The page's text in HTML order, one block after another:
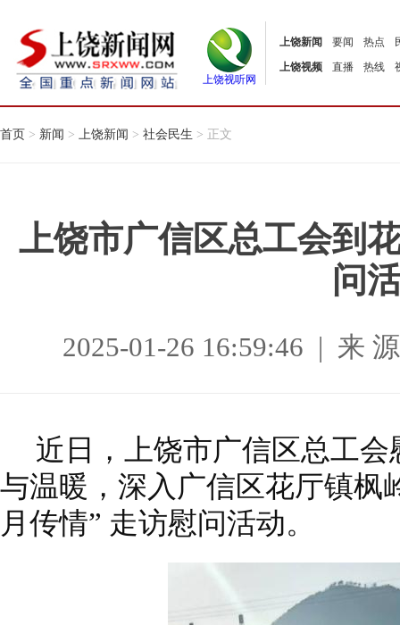
上饶视听网
上饶新闻 要闻 热点
上饶视频
直播 热线
首页 > 新闻 > 上饶新闻 > 社会民生 > 正文
上饶市广信区总工会到
问
2025-01-26 16:59:46 | 来
近日，上饶市广信区总工
与温暖，深入广信区花厅镇枫
月传情” 走访慰问活动。